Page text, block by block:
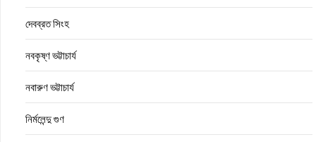
দেবব্রত সিংহ
নবকৃষ্ণ ভট্টাচার্য
নবারুণ ভট্টাচার্য
নির্মলেন্দু গুণ